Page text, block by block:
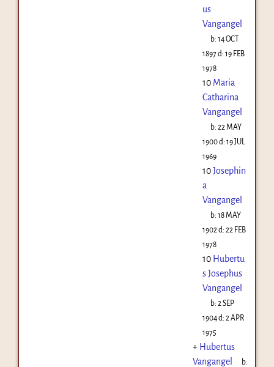
us
Vangangel
b:14 OCT
1897d: 19 FEB
1978
10 Maria
Catharina
Vangangel
b:22 MAY
1900d: 19 JUL
1969
10Josephin
a
Vangangel
b:18 MAY
1902 d: 22 FEB
1978
10 Hubertu
s Josephus
Vangangel
b:2 SEP
1904d: 2 APR
1975
+ Hubertus
Vangangel
b: